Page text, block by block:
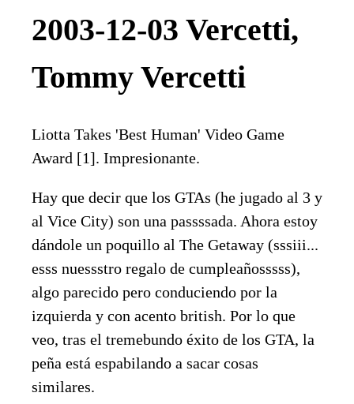
2003-12-03 Vercetti,
Tommy Vercetti
Liotta Takes 'Best Human' Video Game
Award [1]. Impresionante.
Hay que decir que los GTAs (he jugado al 3 y
al Vice City) son una passssada. Ahora estoy
dándole un poquillo al The Getaway (sssiii...
esss nuessstro regalo de cumpleañosssss),
algo parecido pero conduciendo por la
izquierda y con acento british. Por lo que
veo, tras el tremebundo éxito de los GTA, la
peña está espabilando a sacar cosas
similares.